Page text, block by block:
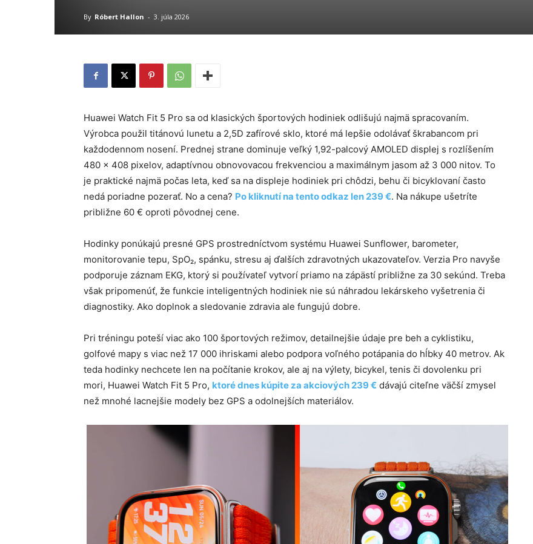
By Róbert Hallon - 3. júla 2026
Huawei Watch Fit 5 Pro sa od klasických športových hodiniek odlišujú najmä spracovaním.
Výrobca použil titánovú lunetu a 2,5D zafírové sklo, ktoré má lepšie odolávať škrabancom pri
každodennom nosení. Prednej strane dominuje veľký 1,92-palcový AMOLED displej s rozlíšením
480 × 408 pixelov, adaptívnou obnovovacou frekvenciou a maximálnym jasom až 3 000 nitov. To
je praktické najmä počas leta, keď sa na displeje hodiniek pri chôdzi, behu či bicyklovaní často
nedá poriadne pozerať. No a cena? Po kliknutí na tento odkaz len 239 €. Na nákupe ušetríte
približne 60 € oproti pôvodnej cene.
Hodinky ponúkajú presné GPS prostredníctvom systému Huawei Sunflower, barometer,
monitorovanie tepu, SpO₂, spánku, stresu aj ďalších zdravotných ukazovateľov. Verzia Pro navyše
podporuje záznam EKG, ktorý si používateľ vytvorí priamo na zápästí približne za 30 sekúnd. Treba
však pripomenúť, že funkcie inteligentných hodiniek nie sú náhradou lekárskeho vyšetrenia či
diagnostiky. Ako doplnok a sledovanie zdravia ale fungujú dobre.
Pri tréningu poteší viac ako 100 športových režimov, detailnejšie údaje pre beh a cyklistiku,
golfové mapy s viac než 17 000 ihriskami alebo podpora voľného potápania do hĺbky 40 metrov. Ak
teda hodinky nechcete len na počítanie krokov, ale aj na výlety, bicykel, tenis či dovolenku pri
mori, Huawei Watch Fit 5 Pro, ktoré dnes kúpite za akciových 239 € dávajú citeľne väčší zmysel
než mnohé lacnejšie modely bez GPS a odolnejších materiálov.